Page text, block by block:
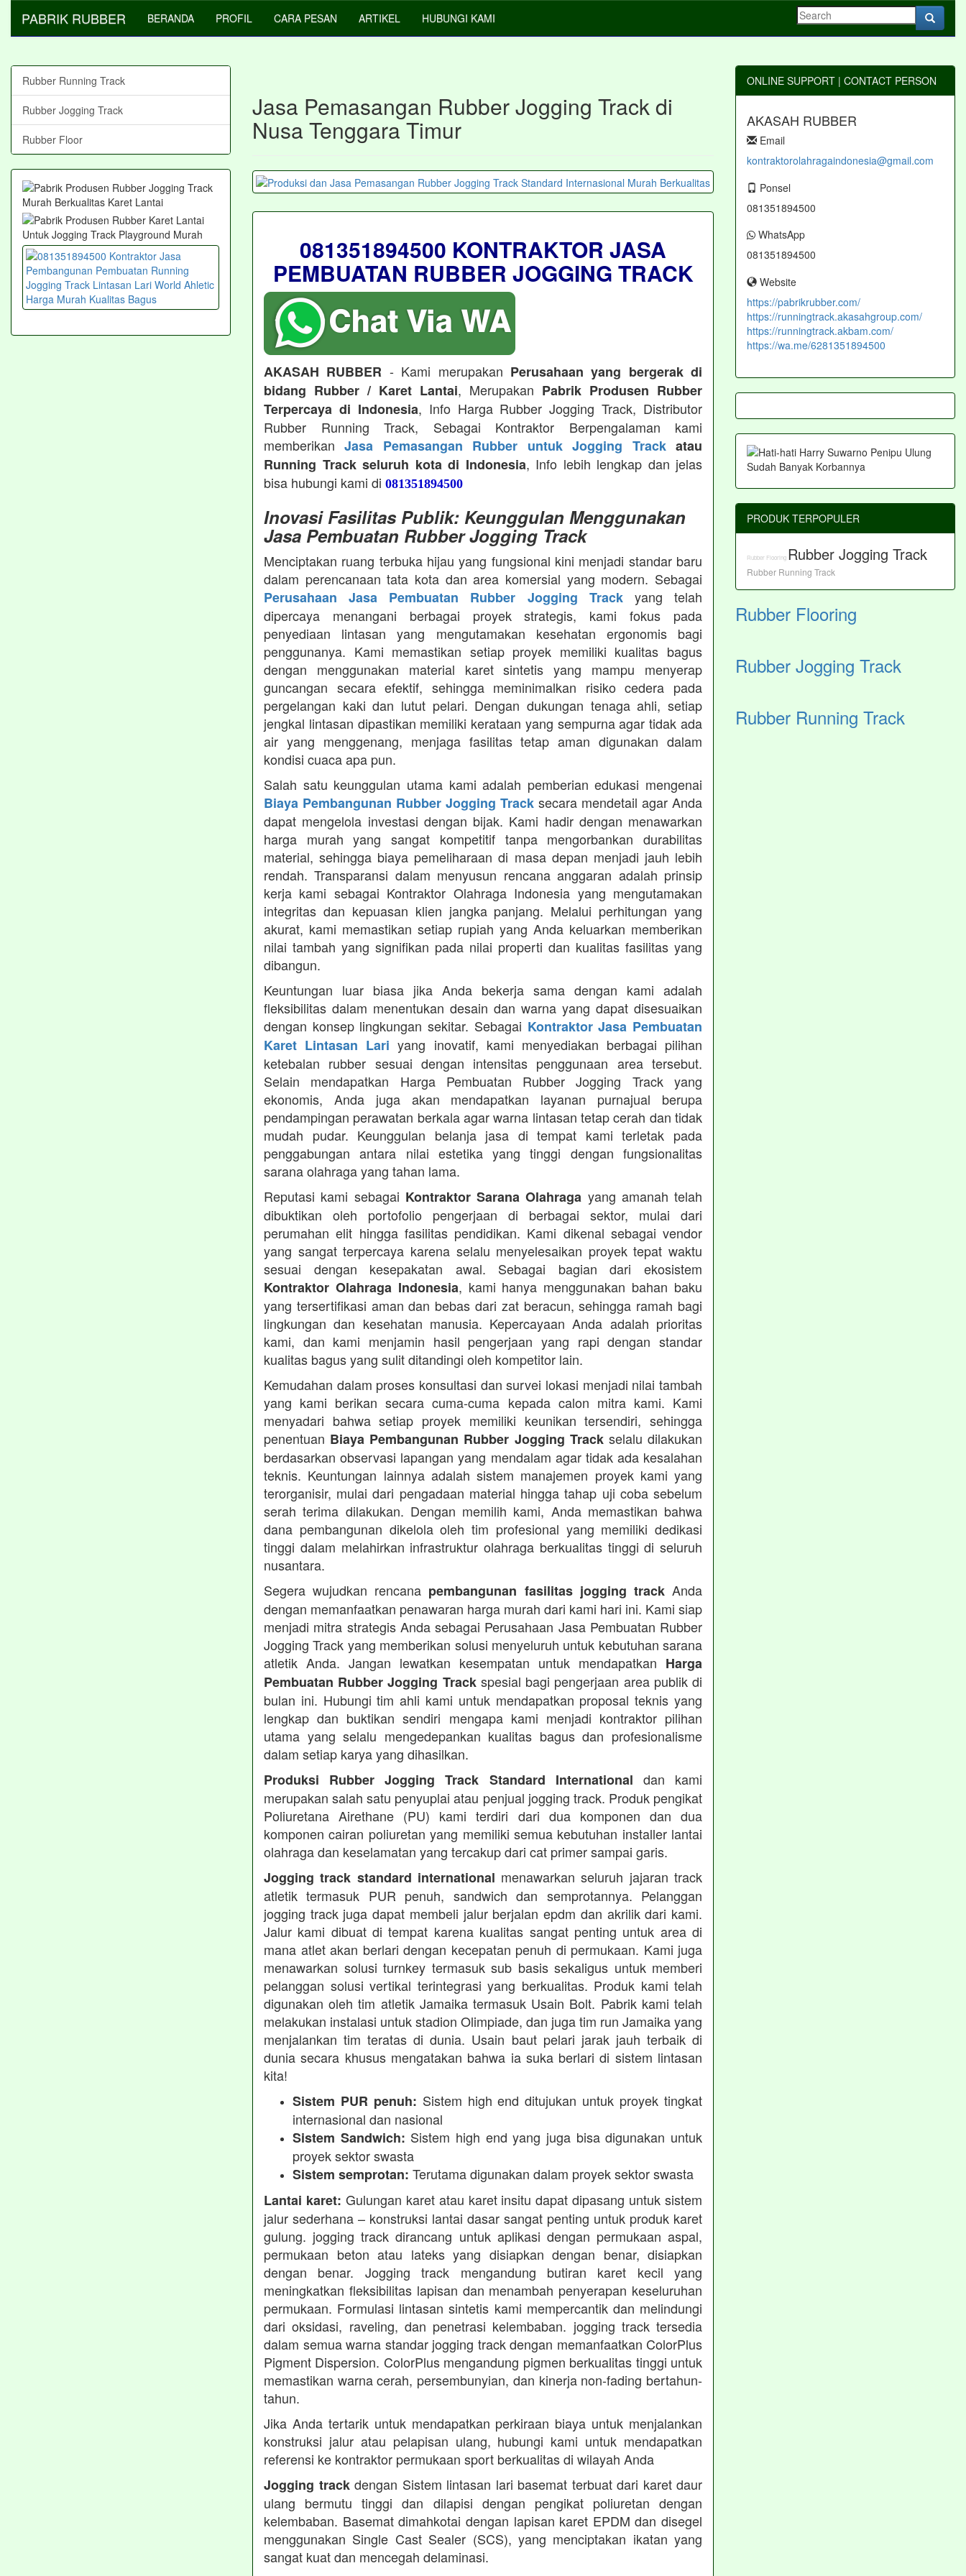
PABRIK RUBBER BERANDA PROFIL CARA PESAN ARTIKEL HUBUNGI KAMI
Jasa Pemasangan Rubber Jogging Track di
Nusa Tenggara Timur
081351894500 KONTRAKTOR JASA
PEMBUATAN RUBBER JOGGING TRACK
AKASAH RUBBER - Kami merupakan Perusahaan yang bergerak di
bidang Rubber / Karet Lantai, Merupakan Pabrik Produsen Rubber
Terpercaya di Indonesia, Info Harga Rubber Jogging Track, Distributor
Rubber Running Track, Sebagai Kontraktor Berpengalaman kami
memberikanJasa Pemasangan Rubber untuk Jogging Trackatau
Running Track seluruh kota di Indonesia, Info lebih lengkap dan jelas
bisa hubungi kami di 081351894500
Inovasi Fasilitas Publik: Keunggulan Menggunakan
Jasa Pembuatan Rubber Jogging Track
Menciptakan ruang terbuka hijau yang fungsional kini menjadi standar baru
dalam perencanaan tata kota dan area komersial yang modern. Sebagai
Perusahaan Jasa Pembuatan Rubber Jogging Trackyang telah
dipercaya menangani berbagai proyek strategis, kami fokus pada
penyediaan lintasan yang mengutamakan kesehatan ergonomis bagi
penggunanya. Kami memastikan setiap proyek memiliki kualitas bagus
dengan menggunakan material karet sintetis yang mampu menyerap
guncangan secara efektif, sehingga meminimalkan risiko cedera pada
pergelangan kaki dan lutut pelari. Dengan dukungan tenaga ahli, setiap
jengkal lintasan dipastikan memiliki kerataan yang sempurna agar tidak ada
air yang menggenang, menjaga fasilitas tetap aman digunakan dalam
kondisi cuaca apa pun.
Salah satu keunggulan utama kami adalah pemberian edukasi mengenai
Biaya Pembangunan Rubber Jogging Track secara mendetail agar Anda
dapat mengelola investasi dengan bijak. Kami hadir dengan menawarkan
harga murah yang sangat kompetitif tanpa mengorbankan durabilitas
material, sehingga biaya pemeliharaan di masa depan menjadi jauh lebih
rendah. Transparansi dalam menyusun rencana anggaran adalah prinsip
kerja kami sebagai Kontraktor Olahraga Indonesia yang mengutamakan
integritas dan kepuasan klien jangka panjang. Melalui perhitungan yang
akurat, kami memastikan setiap rupiah yang Anda keluarkan memberikan
nilai tambah yang signifikan pada nilai properti dan kualitas fasilitas yang
dibangun.
Keuntungan luar biasa jika Anda bekerja sama dengan kami adalah
fleksibilitas dalam menentukan desain dan warna yang dapat disesuaikan
dengan konsep lingkungan sekitar. Sebagai Kontraktor Jasa Pembuatan
Karet Lintasan Lari yang inovatif, kami menyediakan berbagai pilihan
ketebalan rubber sesuai dengan intensitas penggunaan area tersebut.
Selain mendapatkan Harga Pembuatan Rubber Jogging Track yang
ekonomis, Anda juga akan mendapatkan layanan purnajual berupa
pendampingan perawatan berkala agar warna lintasan tetap cerah dan tidak
mudah pudar. Keunggulan belanja jasa di tempat kami terletak pada
penggabungan antara nilai estetika yang tinggi dengan fungsionalitas
sarana olahraga yang tahan lama.
Reputasi kami sebagai Kontraktor Sarana Olahraga yang amanah telah
dibuktikan oleh portofolio pengerjaan di berbagai sektor, mulai dari
perumahan elit hingga fasilitas pendidikan. Kami dikenal sebagai vendor
yang sangat terpercaya karena selalu menyelesaikan proyek tepat waktu
sesuai dengan kesepakatan awal. Sebagai bagian dari ekosistem
Kontraktor Olahraga Indonesia, kami hanya menggunakan bahan baku
yang tersertifikasi aman dan bebas dari zat beracun, sehingga ramah bagi
lingkungan dan kesehatan manusia. Kepercayaan Anda adalah prioritas
kami, dan kami menjamin hasil pengerjaan yang rapi dengan standar
kualitas bagus yang sulit ditandingi oleh kompetitor lain.
Kemudahan dalam proses konsultasi dan survei lokasi menjadi nilai tambah
yang kami berikan secara cuma-cuma kepada calon mitra kami. Kami
menyadari bahwa setiap proyek memiliki keunikan tersendiri, sehingga
penentuan Biaya Pembangunan Rubber Jogging Trackselalu dilakukan
berdasarkan observasi lapangan yang mendalam agar tidak ada kesalahan
teknis. Keuntungan lainnya adalah sistem manajemen proyek kami yang
terorganisir, mulai dari pengadaan material hingga tahap uji coba sebelum
serah terima dilakukan. Dengan memilih kami, Anda memastikan bahwa
dana pembangunan dikelola oleh tim profesional yang memiliki dedikasi
tinggi dalam melahirkan infrastruktur olahraga berkualitas tinggi di seluruh
nusantara.
Segera wujudkan rencana pembangunan fasilitas jogging trackAnda
dengan memanfaatkan penawaran harga murah dari kami hari ini. Kami siap
menjadi mitra strategis Anda sebagai Perusahaan Jasa Pembuatan Rubber
Jogging Track yang memberikan solusi menyeluruh untuk kebutuhan sarana
atletik Anda. Jangan lewatkan kesempatan untuk mendapatkan Harga
Pembuatan Rubber Jogging Trackspesial bagi pengerjaan area publik di
bulan ini. Hubungi tim ahli kami untuk mendapatkan proposal teknis yang
lengkap dan buktikan sendiri mengapa kami menjadi kontraktor pilihan
utama yang selalu mengedepankan kualitas bagus dan profesionalisme
dalam setiap karya yang dihasilkan.
Produksi Rubber Jogging Track Standard International dan kami
merupakan salah satu penyuplai atau penjual jogging track. Produk pengikat
Poliuretana Airethane (PU) kami terdiri dari dua komponen dan dua
komponen cairan poliuretan yang memiliki semua kebutuhan installer lantai
olahraga dan keselamatan yang tercakup dari cat primer sampai garis.
Jogging track standard international menawarkan seluruh jajaran track
atletik termasuk PUR penuh, sandwich dan semprotannya. Pelanggan
jogging track juga dapat membeli jalur berjalan epdm dan akrilik dari kami.
Jalur kami dibuat di tempat karena kualitas sangat penting untuk area di
mana atlet akan berlari dengan kecepatan penuh di permukaan. Kami juga
menawarkan solusi turnkey termasuk sub basis sekaligus untuk memberi
pelanggan solusi vertikal terintegrasi yang berkualitas. Produk kami telah
digunakan oleh tim atletik Jamaika termasuk Usain Bolt. Pabrik kami telah
melakukan instalasi untuk stadion Olimpiade, dan juga tim run Jamaika yang
menjalankan tim teratas di dunia. Usain baut pelari jarak jauh terbaik di
dunia secara khusus mengatakan bahwa ia suka berlari di sistem lintasan
kita!
Sistem PUR penuh: Sistem high end ditujukan untuk proyek tingkat
internasional dan nasional
Sistem Sandwich: Sistem high end yang juga bisa digunakan untuk
proyek sektor swasta
Sistem semprotan: Terutama digunakan dalam proyek sektor swasta
Lantai karet: Gulungan karet atau karet insitu dapat dipasang untuk sistem
jalur sederhana – konstruksi lantai dasar sangat penting untuk produk karet
gulung. jogging track dirancang untuk aplikasi dengan permukaan aspal,
permukaan beton atau lateks yang disiapkan dengan benar, disiapkan
dengan benar. Jogging track mengandung butiran karet kecil yang
meningkatkan fleksibilitas lapisan dan menambah penyerapan keseluruhan
permukaan. Formulasi lintasan sintetis kami mempercantik dan melindungi
dari oksidasi, raveling, dan penetrasi kelembaban. jogging track tersedia
dalam semua warna standar jogging track dengan memanfaatkan ColorPlus
Pigment Dispersion. ColorPlus mengandung pigmen berkualitas tinggi untuk
memastikan warna cerah, persembunyian, dan kinerja non-fading bertahun-
tahun.
Jika Anda tertarik untuk mendapatkan perkiraan biaya untuk menjalankan
konstruksi jalur atau pelapisan ulang, hubungi kami untuk mendapatkan
referensi ke kontraktor permukaan sport berkualitas di wilayah Anda
Jogging trackdengan Sistem lintasan lari basemat terbuat dari karet daur
ulang bermutu tinggi dan dilapisi dengan pengikat poliuretan dengan
kelembaban. Basemat dimahkotai dengan lapisan karet EPDM dan disegel
menggunakan Single Cast Sealer (SCS), yang menciptakan ikatan yang
sangat kuat dan mencegah delaminasi.
Rubber Running Track
Rubber Jogging Track
Rubber Floor
ONLINE SUPPORT | CONTACT PERSON
AKASAH RUBBER
Email
kontraktorolahragaindonesia@gmail.com
Ponsel
081351894500
WhatsApp
081351894500
Website
https://pabrikrubber.com/
https://runningtrack.akasahgroup.com/
https://runningtrack.akbam.com/
https://wa.me/6281351894500
PRODUK TERPOPULER
Rubber Flooring Rubber Jogging Track
Rubber Running Track
Rubber Flooring
Rubber Jogging Track
Rubber Running Track